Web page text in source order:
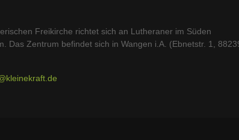
Freikirche richtet sich an Lutheraner im Süden
Das Zentrum befindet sich in Wangen i.A. (Ebnetstr. 1,